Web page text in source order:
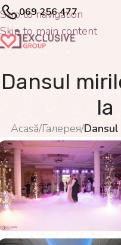
Skip to navigation
Skip to main content
069 256 477
Dansul
la
Acasă/Галерея/